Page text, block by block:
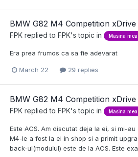
BMW G82 M4 Competition
FPK replied to FPK's topic in Masina mea
Era prea frumos ca sa fie adevarat
March 22 29 replies
BMW G82 M4 Competition
FPK replied to FPK's topic in Masina mea
Este ACS. Am discutat deja la ei, si mi-
M4-le a fost la ei in shop si a primit
back-ul(modulul) este de la ACS. Este